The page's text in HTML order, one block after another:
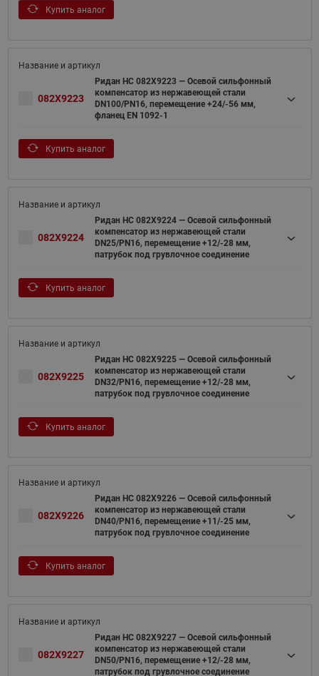
Купить аналог
082X9223
Ридан НС 082X9223 — Осевой сильфонный
компенсатор из нержавеющей стали
DN100/PN16, перемещение +24/-56 мм,
фланец EN 1092-1
Купить аналог
082X9224
Ридан НС 082X9224 — Осевой сильфонный
компенсатор из нержавеющей стали
DN25/PN16, перемещение +12/-28 мм,
патрубок под грувлочное соединение
Купить аналог
082X9225
Ридан НС 082X9225 — Осевой сильфонный
компенсатор из нержавеющей стали
DN32/PN16, перемещение +12/-28 мм,
патрубок под грувлочное соединение
Купить аналог
082X9226
Ридан НС 082X9226 — Осевой сильфонный
компенсатор из нержавеющей стали
DN40/PN16, перемещение +11/-25 мм,
патрубок под грувлочное соединение
Купить аналог
082X9227
Ридан НС 082X9227 — Осевой сильфонный
компенсатор из нержавеющей стали
DN50/PN16, перемещение +12/-28 мм,
патрубок под грувлочное соединение